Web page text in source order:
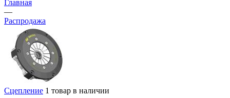
Главная
—
Распродажа
Сцепление 1 товар в наличии